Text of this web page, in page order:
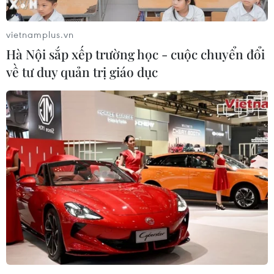
Nghi phạm vụ tấn công ở Berlin bị ghi
hình tại nhà thờ Hồi giáo
23/12/2016 00:26
Anis Amri - nghi phạm gây ra vụ tấn công bằng xe tải
tại khu chợ Giáng sinh trên quảng trường
Breitscheidplatz đã xuất hiện tại một nhà thờ Hồi giáo ở
thủ đô Berlin.
vietnamplus.vn
Hà Nội sắp xếp trường học - cuộc chuyển đổi
về tư duy quản trị giáo dục